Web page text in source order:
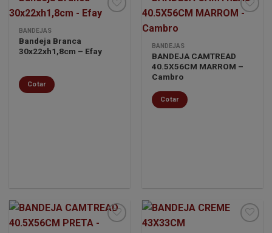
lista de
BANDEJAS
Bandeja Branca
30x22xh1,8cm – Efay
Cotar
lista de
desejos
BANDEJAS
BANDEJA CAMTREAD
40.5X56CM MARROM –
Cambro
Cotar